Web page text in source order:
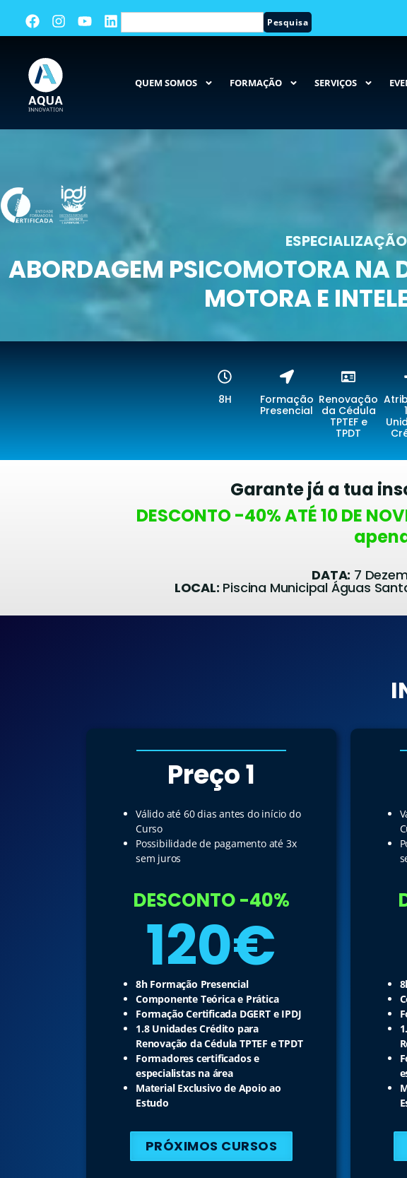
Pesquisa
QUEM SOMOS FORMAÇÃO SERVIÇOS
ESPECIALIZAÇÃO
ABORDAGEM PSICOMOTORA NA
MOTORA E
8H
Formação
Presencial
Renovação
da Cédula
TPTEF e
TPDT
Garante já a tua
DESCONTO -40% ATÉ 10 DE
DATA: 7
LOCAL: Piscina Municipal Águas
Preço 1
Válido até 60 dias antes do início do
Curso
Possibilidade de pagamento até 3x
sem juros
DESCONTO -40%
120€
8h Formação Presencial
Componente Teórica e Prática
Formação Certificada DGERT e IPDJ
1.8 Unidades Crédito para
Renovação da Cédula TPTEF e TPDT
Formadores certificados e
especialistas na área
Material Exclusivo de Apoio ao
Estudo
PRÓXIMOS CURSOS